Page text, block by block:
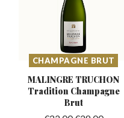
CHAMPAGNE BRUT
MALINGRE TRUCHON
Tradition Champagne
Brut